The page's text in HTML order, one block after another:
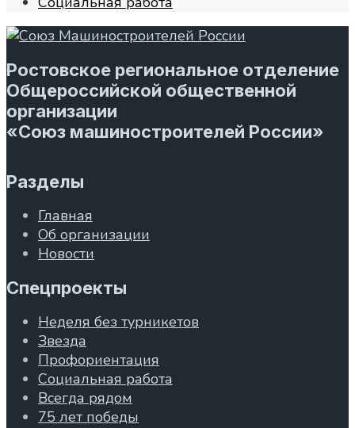
Ростовское региональное отделение
Общероссийской общественной
организации
«Союз машиностроителей России»
Разделы
Главная
Об организации
Новости
Спецпроекты
Неделя без турникетов
Звезда
Профориентация
Социальная работа
Всегда рядом
75 лет победы